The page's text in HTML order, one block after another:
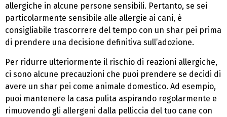
allergiche in alcune persone sensibili. Pertanto, se sei
particolarmente sensibile alle allergie ai cani, è
consigliabile trascorrere del tempo con un shar pei prima
di prendere una decisione definitiva sull’adozione.
Per ridurre ulteriormente il rischio di reazioni allergiche,
ci sono alcune precauzioni che puoi prendere se decidi di
avere un shar pei come animale domestico. Ad esempio,
puoi mantenere la casa pulita aspirando regolarmente e
rimuovendo gli allergeni dalla pelliccia del tuo cane con